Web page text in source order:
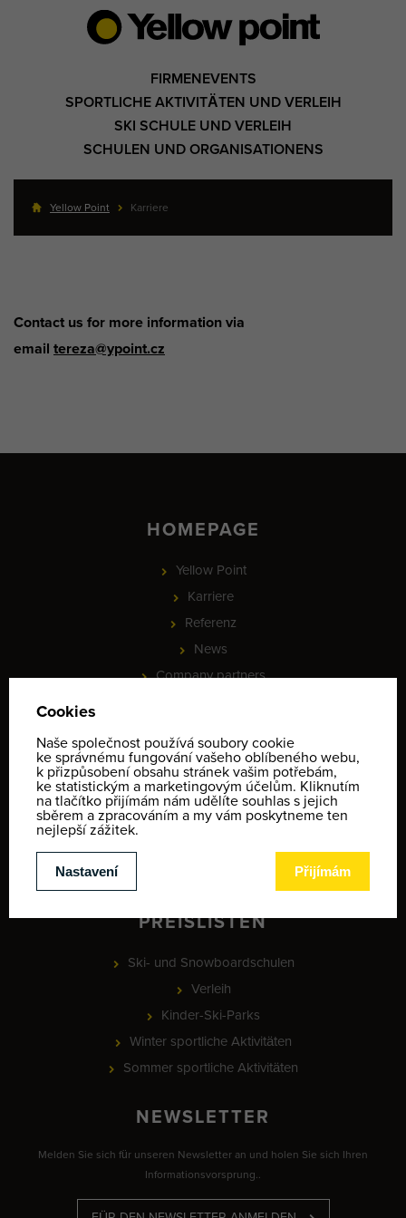
FIRMENEVENTS
SPORTLICHE AKTIVITÄTEN UND VERLEIH
SKI SCHULE UND VERLEIH
SCHULEN UND ORGANISATIONENS
Yellow Point Karriere
Contact us for more information via
email tereza@ypoint.cz
HOMEPAGE
Yellow Point
Karriere
Referenz
News
Company partners
PROJEKT - Online rezervace služeb a vybavení, check-in a
Informace o ochraně osobních údajů
Geschäftsbedingungen
Kontakt
Karte der Winteraktivitäten
MEETING POINT - lyžařská škola
PREISLISTEN
Ski- und Snowboardschulen
Verleih
Kinder-Ski-Parks
Winter sportliche Aktivitäten
Sommer sportliche Aktivitäten
NEWSLETTER
Melden Sie sich für unseren Newsletter an und holen Sie sich Ihren
Informationsvorsprung..